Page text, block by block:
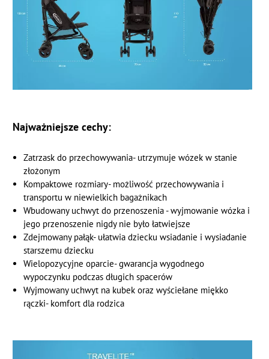
Najważniejsze cechy:
Zatrzask do przechowywania- utrzymuje wózek w stanie
złożonym
Kompaktowe rozmiary- możliwość przechowywania i
transportu w niewielkich bagażnikach
Wbudowany uchwyt do przenoszenia - wyjmowanie wózka i
jego przenoszenie nigdy nie było łatwiejsze
Zdejmowany pałąk- ułatwia dziecku wsiadanie i wysiadanie
starszemu dziecku
Wielopozycyjne oparcie- gwarancja wygodnego
wypoczynku podczas długich spacerów
Wyjmowany uchwyt na kubek oraz wyściełane miękko
rączki- komfort dla rodzica